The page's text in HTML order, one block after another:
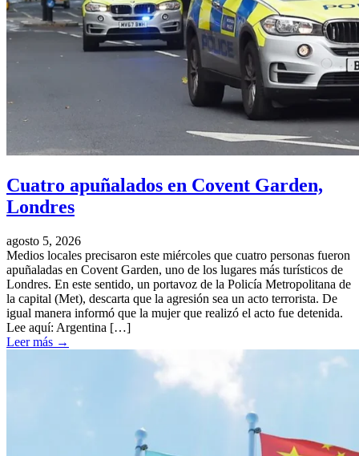
Cuatro apuñalados en Covent Garden,
Londres
agosto 5, 2026
Medios locales precisaron este miércoles que cuatro personas fueron
apuñaladas en Covent Garden, uno de los lugares más turísticos de
Londres. En este sentido, un portavoz de la Policía Metropolitana de
la capital (Met), descarta que la agresión sea un acto terrorista. De
igual manera informó que la mujer que realizó el acto fue detenida.
Lee aquí: Argentina […]
Leer más →